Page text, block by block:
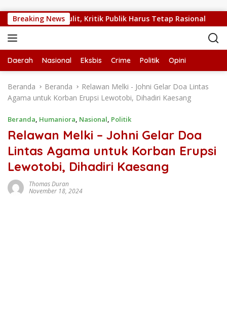
Breaking News
NTT Sedang Sulit, Kritik Publik Harus Tetap Rasional
Daerah Nasional Eksbis Crime Politik Opini
Beranda Beranda
Relawan Melki - Johni Gelar Doa Lintas
Agama untuk Korban Erupsi Lewotobi, Dihadiri Kaesang
Beranda, Humaniora, Nasional, Politik
Relawan Melki – Johni Gelar Doa
Lintas Agama untuk Korban Erupsi
Lewotobi, Dihadiri Kaesang
Thomas Duran
November 18, 2024